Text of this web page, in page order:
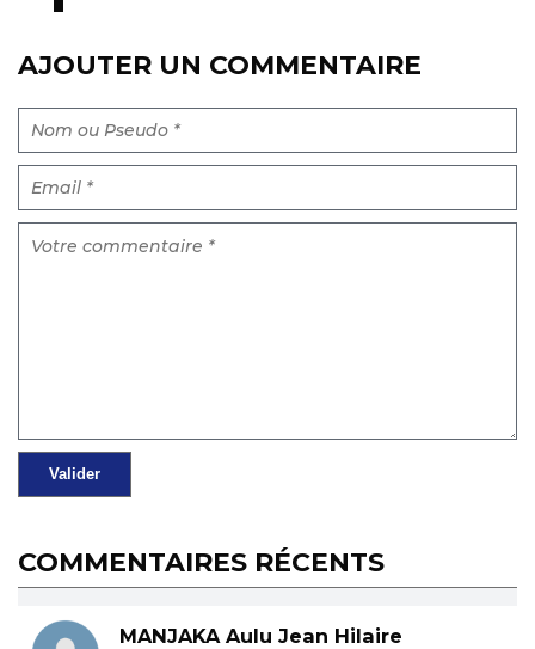
AJOUTER UN COMMENTAIRE
COMMENTAIRES RÉCENTS
MANJAKA Aulu Jean Hilaire